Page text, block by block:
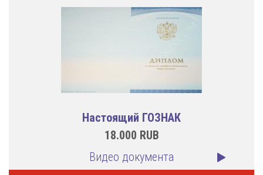
Настоящий ГОЗНАК
18.000 RUB
Видео документа